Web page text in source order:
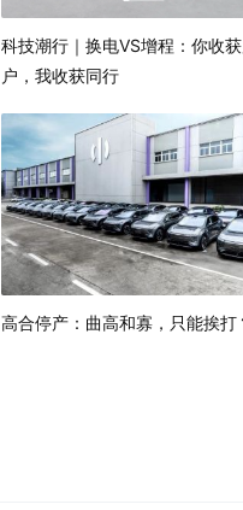
科技潮行｜换电VS增程：你收
户，我收获同行
高合停产：曲高和寡，只能挨打